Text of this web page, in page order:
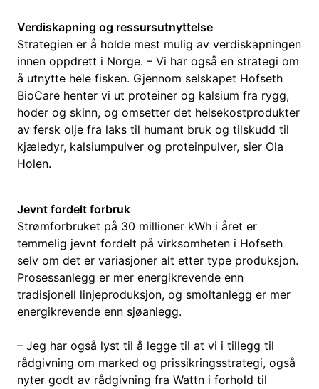
Verdiskapning og ressursutnyttelse
Strategien er å holde mest mulig av verdiskapningen
innen oppdrett i Norge. – Vi har også en strategi om
å utnytte hele fisken. Gjennom selskapet Hofseth
BioCare henter vi ut proteiner og kalsium fra rygg,
hoder og skinn, og omsetter det helsekostprodukter
av fersk olje fra laks til humant bruk og tilskudd til
kjæledyr, kalsiumpulver og proteinpulver, sier Ola
Holen.
Jevnt fordelt forbruk
Strømforbruket på 30 millioner kWh i året er
temmelig jevnt fordelt på virksomheten i Hofseth
selv om det er variasjoner alt etter type produksjon.
Prosessanlegg er mer energikrevende enn
tradisjonell linjeproduksjon, og smoltanlegg er mer
energikrevende enn sjøanlegg.
– Jeg har også lyst til å legge til at vi i tillegg til
rådgivning om marked og prissikringsstrategi, også
nyter godt av rådgivning fra Wattn i forhold til